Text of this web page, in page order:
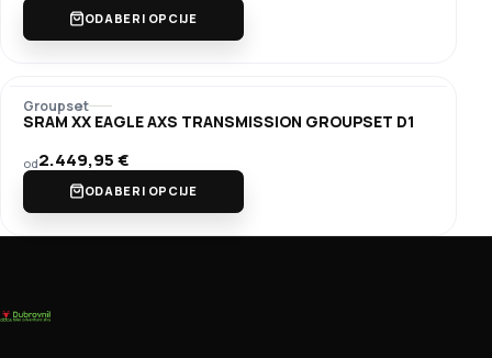
ODABERI OPCIJE
Groupset
SRAM XX EAGLE AXS TRANSMISSION GROUPSET D1
od2.449,95€
ODABERI OPCIJE